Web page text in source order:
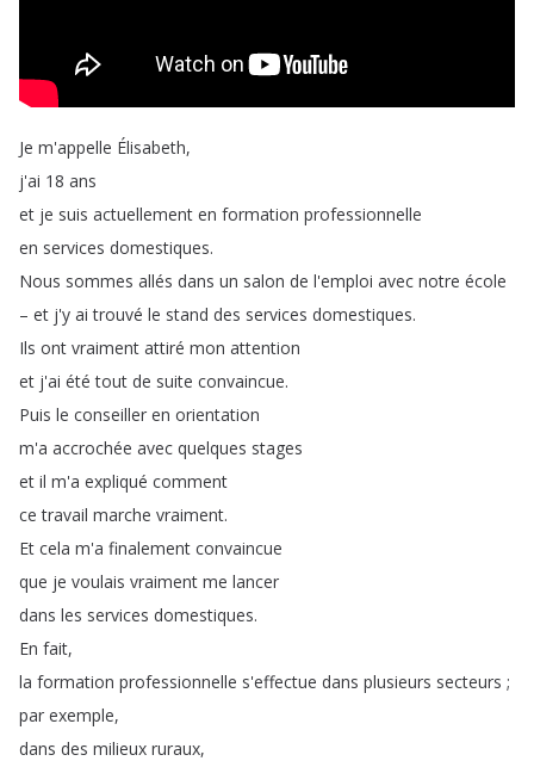
Je m'appelle Élisabeth,
j'ai 18 ans
et je suis actuellement en formation professionnelle
en services domestiques.
Nous sommes allés dans un salon de l'emploi avec notre école
– et j'y ai trouvé le stand des services domestiques.
Ils ont vraiment attiré mon attention
et j'ai été tout de suite convaincue.
Puis le conseiller en orientation
m'a accrochée avec quelques stages
et il m'a expliqué comment
ce travail marche vraiment.
Et cela m'a finalement convaincue
que je voulais vraiment me lancer
dans les services domestiques.
En fait,
la formation professionnelle s'effectue dans plusieurs secteurs ;
par exemple,
dans des milieux ruraux,